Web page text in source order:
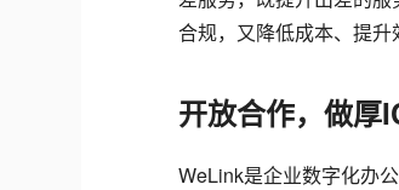
合规，又降低成本、提升
开放合作，做厚
WeLink是企业数字化办